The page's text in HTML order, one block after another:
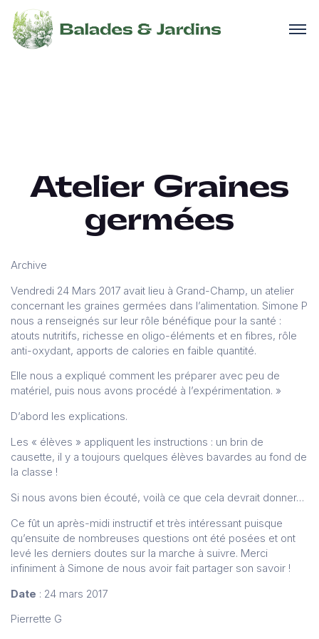
Atelier Graines
germées
Archive
Vendredi 24 Mars 2017 avait lieu à Grand-Champ, un atelier
concernant les graines germées dans l’alimentation. Simone P
nous a renseignés sur leur rôle bénéfique pour la santé :
atouts nutritifs, richesse en oligo-éléments et en fibres, rôle
anti-oxydant, apports de calories en faible quantité.
Elle nous a expliqué comment les préparer avec peu de
matériel, puis nous avons procédé à l’expérimentation. »
D’abord les explications.
Les « élèves » appliquent les instructions : un brin de
causette, il y a toujours quelques élèves bavardes au fond de
la classe !
Si nous avons bien écouté, voilà ce que cela devrait donner…
Ce fût un après-midi instructif et très intéressant puisque
qu’ensuite de nombreuses questions ont été posées et ont
levé les derniers doutes sur la marche à suivre. Merci
infiniment à Simone de nous avoir fait partager son savoir !
Date : 24 mars 2017
Pierrette G